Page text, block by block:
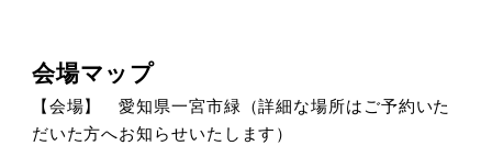
会場マップ
【会場】 愛知県一宮市緑（詳細な場所はご予約いた
だいた方へお知らせいたします）